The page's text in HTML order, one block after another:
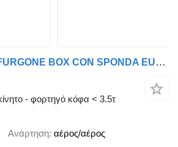
Fiat DAILY 35C14 FURGONE BOX CON SPONDA EURO 6 E
- φορτηγό κόφα < 3.5τ
Ανάρτηση αέρος/αέρος